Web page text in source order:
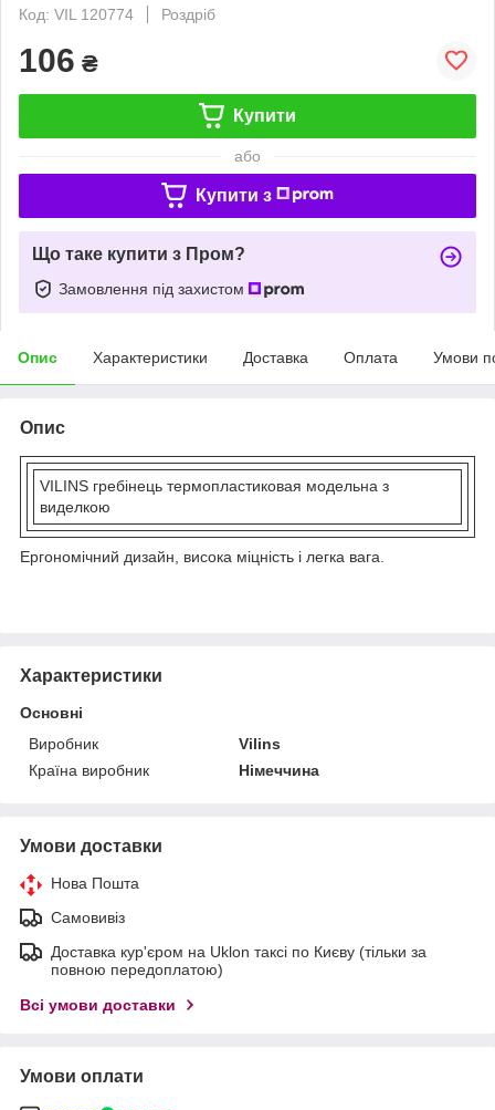
Код: VIL 120774
Роздріб
106 ₴
Купити
або
Купити з
Що таке купити з Пром?
Замовлення під захистом
Опис Характеристики Доставка Оплата Умови
Опис
VILINS гребінець термопластиковая модельна з
виделкою
Ергономічний дизайн, висока міцність і легка вага.
Характеристики
Основні
Виробник
Vilins
Країна виробник
Німеччина
Умови доставки
Нова Пошта
Самовивіз
Доставка кур'єром на Uklon таксі по Києву (тільки за
повною передоплатою)
Всі умови доставки
Умови оплати